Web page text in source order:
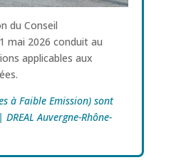
du Conseil
mai 2026 conduit au
applicables aux
à Faible Emission) sont
Auvergne-Rhône-